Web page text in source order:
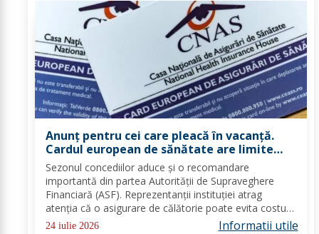
Anunț pentru cei care pleacă în vacanță.
Cardul european de sănătate are limite
importante. Greșeala care te poate costa
mii de euro
Sezonul concediilor aduce și o recomandare
importantă din partea Autorității de Supraveghere
Financiară (ASF). Reprezentanții instituției atrag
atenția că o asigurare de călătorie poate evita costuri
uriașe în cazul unor probleme medicale, al anulării
24 iulie 2026 Informatii utile